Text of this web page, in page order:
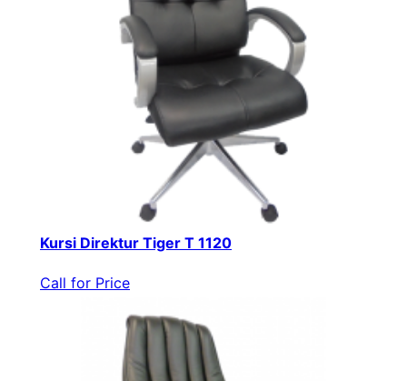
Kursi Direktur Tiger T 1120
Call for Price